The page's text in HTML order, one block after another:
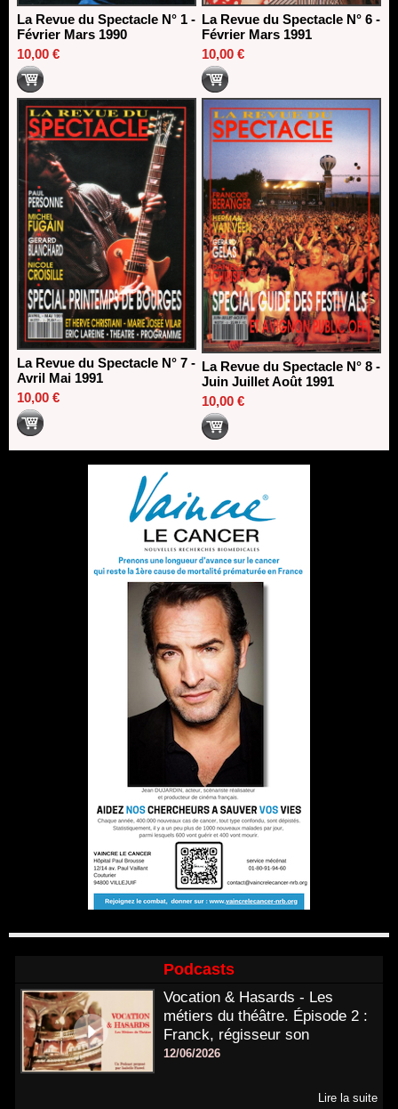
La Revue du Spectacle N° 1 -
Février Mars 1990
10,00 €
La Revue du Spectacle N° 6 -
Février Mars 1991
10,00 €
La Revue du Spectacle N° 7 -
Avril Mai 1991
10,00 €
La Revue du Spectacle N° 8 -
Juin Juillet Août 1991
10,00 €
Podcasts
Vocation & Hasards - Les
métiers du théâtre. Épisode 2 :
Franck, régisseur son
12/06/2026
Lire la suite